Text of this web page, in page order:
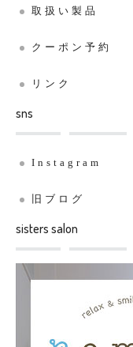
取扱い製品
クーポン予約
リンク
sns
Instagram
旧ブログ
sisters salon